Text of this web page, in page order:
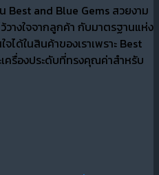
Best and Blue Gems สวยงาม
วางใจจากลูกค้า กับมาตรฐานแห่ง
ด้ในสินค้าของเราเพราะ Best
รื่องประดับที่ทรงคุณค่าสำหรับ